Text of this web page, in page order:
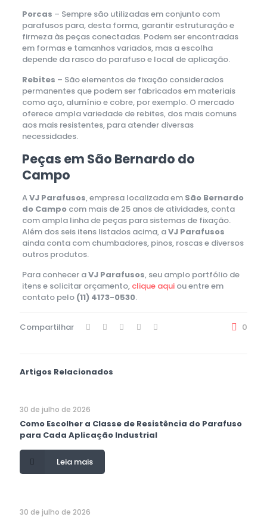
Porcas – Sempre são utilizadas em conjunto com
parafusos para, desta forma, garantir estruturação e
firmeza às peças conectadas. Podem ser encontradas
em formas e tamanhos variados, mas a escolha
depende da rasco do parafuso e local de aplicação.
Rebites – São elementos de fixação considerados
permanentes que podem ser fabricados em materiais
como aço, alumínio e cobre, por exemplo. O mercado
oferece ampla variedade de rebites, dos mais comuns
aos mais resistentes, para atender diversas
necessidades.
Peças em São Bernardo do
Campo
AVJ Parafusos, empresa localizada em São Bernardo
do Campocom mais de 25 anos de atividades, conta
com ampla linha de peças para sistemas de fixação.
Além dos seis itens listados acima, aVJ Parafusos
ainda conta com chumbadores, pinos, roscas e diversos
outros produtos.
Para conhecer aVJ Parafusos, seu amplo portfólio de
itens e solicitar orçamento, clique aquiou entre em
contato pelo (11) 4173-0530.
Compartilhar 0
Artigos Relacionados
30 de julho de 2026
Como Escolher a Classe de Resistência do Parafuso
para Cada Aplicação Industrial
Leia mais
30 de julho de 2026